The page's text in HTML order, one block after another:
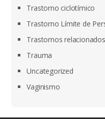
Trastorno ciclotímico
Trastorno Límite de
Trastornos
Trauma
Uncategorized
Vaginismo